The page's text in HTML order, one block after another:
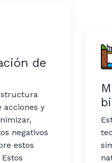
de
acciones y
negativos
estos